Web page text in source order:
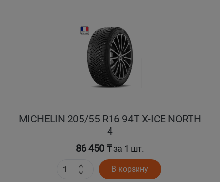
MICHELIN 205/55 R16 94T X-ICE NORTH
4
86 450 ₸за 1 шт.
В корзину